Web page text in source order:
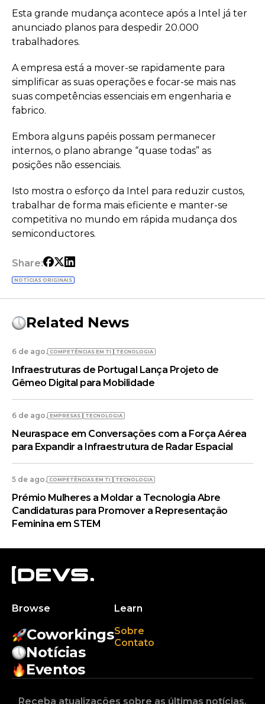
Esta grande mudança acontece após a Intel já ter
anunciado planos para despedir 20.000
trabalhadores.
A empresa está a mover-se rapidamente para
simplificar as suas operações e focar-se mais nas
suas competências essenciais em engenharia e
fabrico.
Embora alguns papéis possam permanecer
internos, o plano abrange “quase todas” as
posições não essenciais.
Isto mostra o esforço da Intel para reduzir custos,
trabalhar de forma mais eficiente e manter-se
competitiva no mundo em rápida mudança dos
semiconductores.
Share:
NOTÍCIAS ORIGINAIS
Related News
6 de ago. COMPETÊNCIAS EM TI TECNOLOGIA
Infraestruturas de Portugal Lança Projeto de
Gêmeo Digital para Mobilidade
6 de ago. EMPRESAS TECNOLOGIA
Neuraspace em Conversações com a Força Aérea
para Expandir a Infraestrutura de Radar Espacial
5 de ago. COMPETÊNCIAS EM TI TECNOLOGIA
Prémio Mulheres a Moldar a Tecnologia Abre
Candidaturas para Promover a Representação
Feminina em STEM
Browse
Coworkings
Notícias
Eventos
Learn
Sobre
Contato
Receba atualizações sobre as últimas notícias,